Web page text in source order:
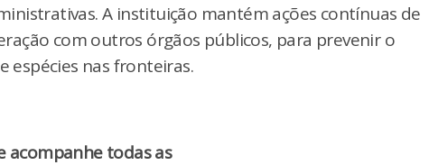
A instituição mantém ações contínuas de
com outros órgãos públicos, para prevenir o
espécies nas fronteiras.
acompanhe todas as